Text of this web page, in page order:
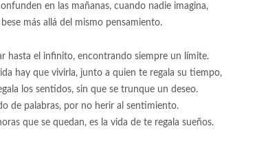
en las mañanas, cuando nadie imagina,
más allá del mismo pensamiento.
hasta el infinito, encontrando siempre un límite.
hay que vivirla, junto a quien te regala su tiempo,
los sentidos, sin que se trunque un deseo.
de palabras, por no herir al sentimiento.
que se quedan, es la vida de te regala sueños.